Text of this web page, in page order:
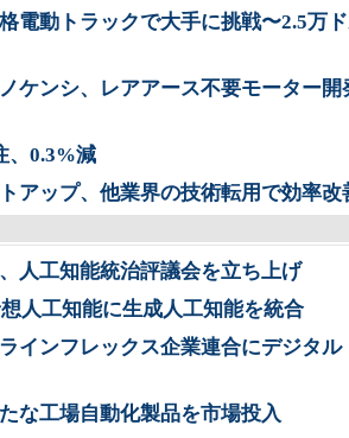
電動トラックで大手に挑戦〜2.5万
ケンシ、レアアース不要モーター開
、0.3%減
アップ、他業界の技術転用で効率改
人工知能統治評議会を立ち上げ
人工知能に生成人工知能を統合
インフレックス企業連合にデジタル
な工場自動化製品を市場投入